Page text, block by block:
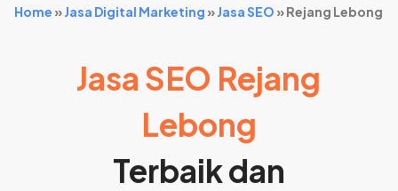
Home »Jasa Digital Marketing »Jasa SEO »Rejang Lebong
Jasa SEO Rejang
Lebong
Terbaik dan